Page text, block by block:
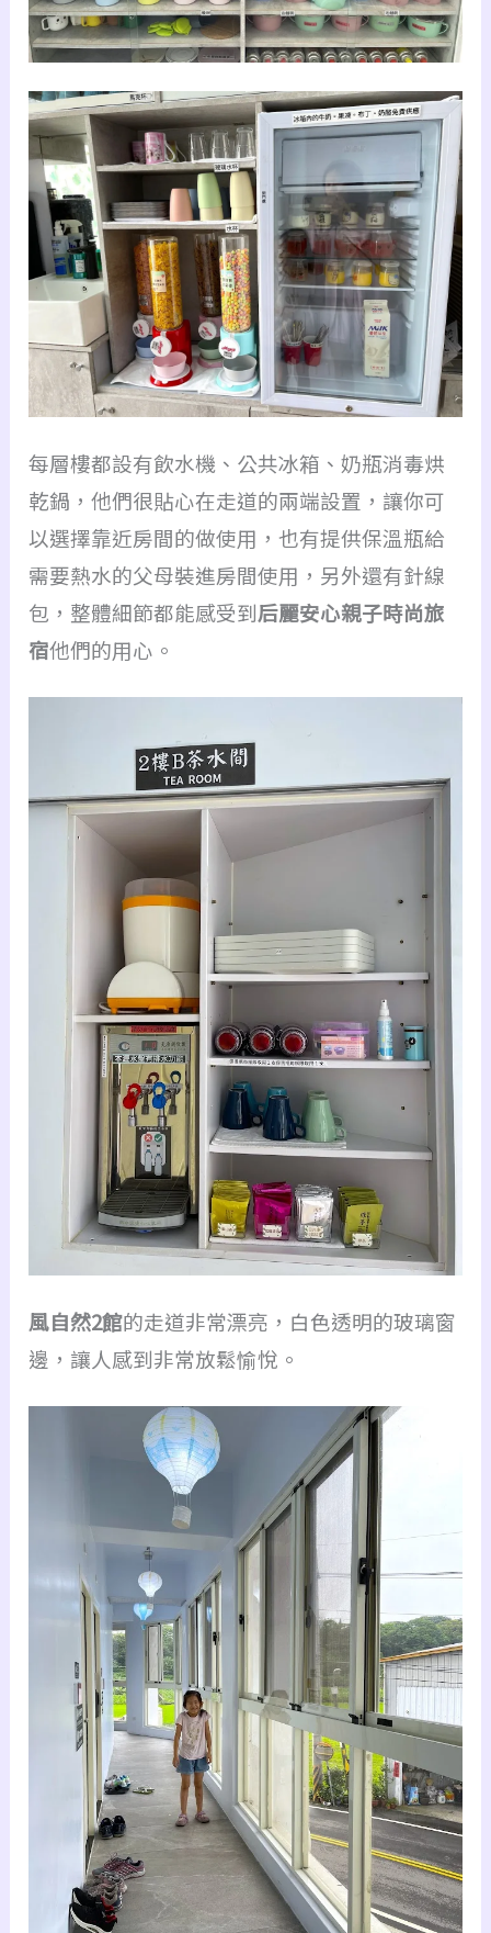
每層樓都設有飲水機、公共冰箱、奶瓶消毒烘
乾鍋，他們很貼心在走道的兩端設置，讓你可
以選擇靠近房間的做使用，也有提供保溫瓶給
需要熱水的父母裝進房間使用，另外還有針線
包，整體細節都能感受到后麗安心親子時尚旅
宿他們的用心。
風自然2館的走道非常漂亮，白色透明的玻璃窗
邊，讓人感到非常放鬆愉悅。